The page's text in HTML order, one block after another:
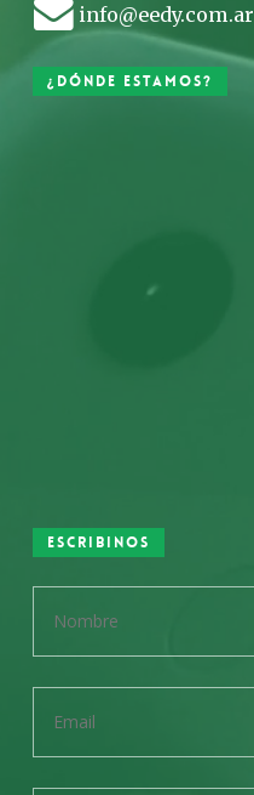
info@eedy.com.ar
¿Dónde estamos?
Escribinos